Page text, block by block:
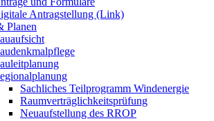
Antragstellung (Link)
Planen
Sachliches Teilprogramm Windenergie
Raumverträglichkeitsprüfung
Neuaufstellung des RROP